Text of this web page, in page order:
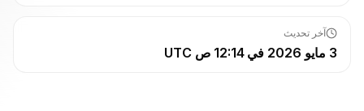
آخر تحديث
3 مايو 2026 في 12:14 ص UTC